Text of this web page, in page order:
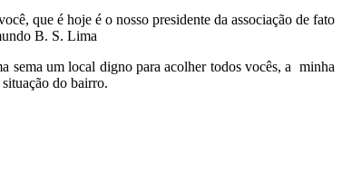
que é hoje é o nosso presidente da associação de fato
B. S. Lima
sema um local digno para acolher todos vocês, a minha
do bairro.